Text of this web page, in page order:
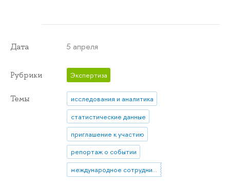
Дата 5 апреля
Рубрики Экспертиза
Темы
исследования и аналитика
статистические данные
приглашение к участию
репортаж о событии
международное сотрудничество